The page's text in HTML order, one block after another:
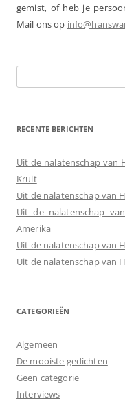
gemist, of heb je
Mail ons op
naar:
RECENTE BERICHTEN
Uit de nalatenschap van
Kruit
Uit de nalatenschap van
Uit de nalatenschap
Amerika
Uit de nalatenschap van
Uit de nalatenschap van
CATEGORIEËN
Algemeen
De mooiste gedichten
Geen categorie
Interviews